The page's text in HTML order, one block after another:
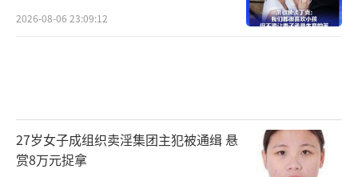
2026-08-06 23:09:12
27岁女子成组织卖淫集团主犯被通缉 悬
赏8万元捉拿